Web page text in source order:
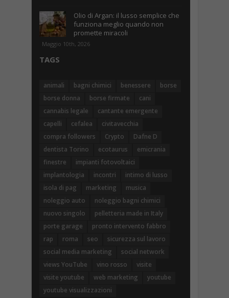
Olio di Argan: il lusso semplice che
funziona meglio quando non
promette miracoli
Maggio 10th, 2026
TAGS
animali bagni chimici benessere
borse
borse donna
borse firmate
cani
cannabis legale
cantante emergente
capelli
cefalea
civitavecchia
compra followers
Crypto
Dafne D
dentista Torino
ecotaurus
emicrania
finestre
impianti fotovoltaici
implantologia
incontri
intimo di lusso
isola di pag
marketing
musica
noleggio auto
noleggio bagni chimici
nuovo singolo
pelletteria made in Italy
porte garage
pronto intervento fabbro
rap
roma seo
sicurezza sul lavoro
social media marketing
social network
views YouTube
vino rosso
visite
visite youtube
web marketing
youtube
youtube visualizzazioni